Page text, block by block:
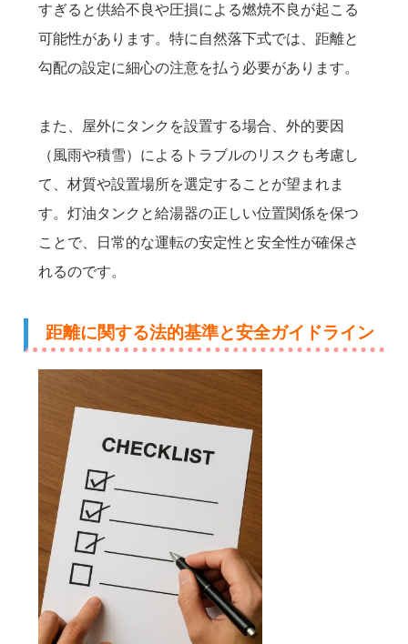
すぎると供給不良や圧損による燃焼不良が起こる
可能性があります。特に自然落下式では、距離と
勾配の設定に細心の注意を払う必要があります。
また、屋外にタンクを設置する場合、外的要因
（風雨や積雪）によるトラブルのリスクも考慮し
て、材質や設置場所を選定することが望まれま
す。灯油タンクと給湯器の正しい位置関係を保つ
ことで、日常的な運転の安定性と安全性が確保さ
れるのです。
距離に関する法的基準と安全ガイドライン